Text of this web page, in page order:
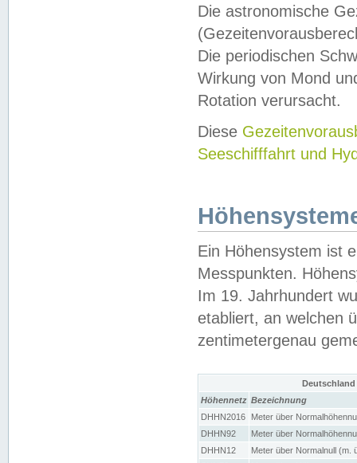
Die astronomische
Die periodischen
Wirkung von Mond
Rotation verursacht.
Diese
Seeschifffahrt und
Ein Höhensystem ist
Messpunkten.
Im 19. Jahrhundert
etabliert, an welchen
zentimetergenau
Höhennetz Bezeichnung
DHHN2016
Meter über
DHHN92
Meter über
DHHN12
Meter über Normalnull (m.